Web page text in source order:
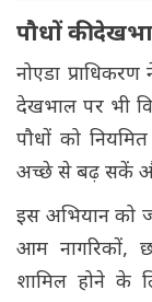
पौधों की
नोएडा
देखभाल पर भी
पौधों को
अच्छे से बढ़ सकें
इस अभियान को
आम नागरिकों,
शामिल होने के